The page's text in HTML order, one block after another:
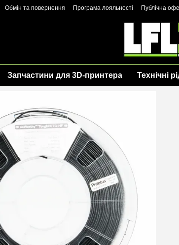
Обмін та повернення Програма лояльності Публічна
Запчастини для 3D-принтера Технічні